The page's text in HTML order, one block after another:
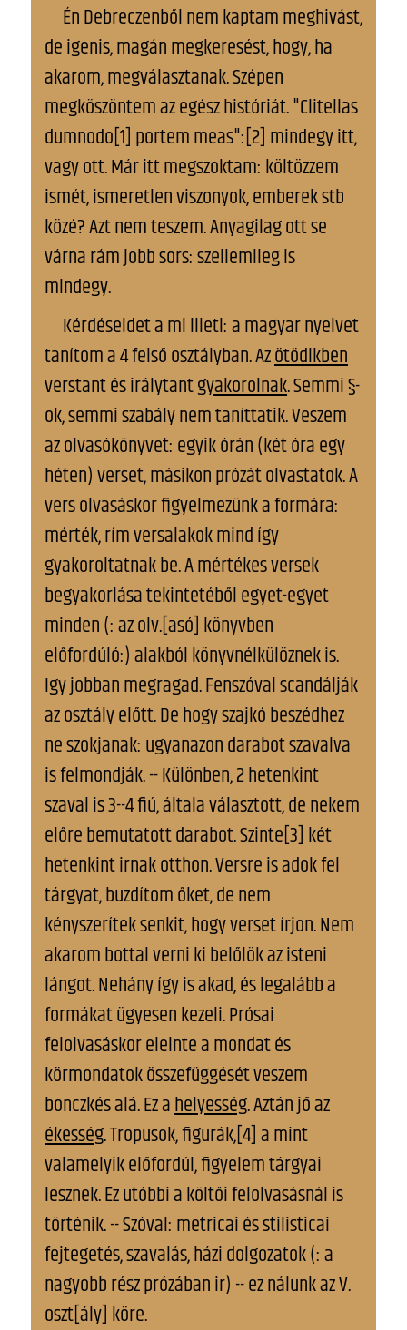
Én Debreczenből nem kaptam meghivást,
de igenis, magán megkeresést, hogy, ha
akarom, megválasztanak. Szépen
megköszöntem az egész históriát. "Clitellas
dumnodo[1] portem meas":[2] mindegy itt,
vagy ott. Már itt megszoktam: költözzem
ismét, ismeretlen viszonyok, emberek stb
közé? Azt nem teszem. Anyagilag ott se
várna rám jobb sors: szellemileg is
mindegy.
Kérdéseidet a mi illeti: a magyar nyelvet
tanítom a 4 felső osztályban. Azötödikben
verstant és irálytantgyakorolnak. Semmi §-
ok, semmi szabály nem taníttatik. Veszem
az olvasókönyvet: egyik órán (két óra egy
héten) verset, másikon prózát olvastatok. A
vers olvasáskor figyelmezünk a formára:
mérték, rím versalakok mind így
gyakoroltatnak be. A mértékes versek
begyakorlása tekintetéből egyet-egyet
minden (: az olv.[asó] könyvben
előfordúló:) alakból könyvnélkülöznek is.
Igy jobban megragad. Fenszóval scandálják
az osztály előtt. De hogy szajkó beszédhez
ne szokjanak: ugyanazon darabot szavalva
is felmondják. -- Különben, 2 hetenkint
szaval is 3--4 fiú, általa választott, de nekem
előre bemutatott darabot. Szinte[3] két
hetenkint irnak otthon. Versre is adok fel
tárgyat, buzdítom őket, de nem
kényszerítek senkit, hogy verset írjon. Nem
akarom bottal verni ki belőlök az isteni
lángot. Nehány így is akad, és legalább a
formákat ügyesen kezeli. Prósai
felolvasáskor eleinte a mondat és
körmondatok összefüggését veszem
bonczkés alá. Ez ahelyesség. Aztán jő az
ékesség. Tropusok, figurák,[4] a mint
valamelyik előfordúl, figyelem tárgyai
lesznek. Ez utóbbi a költői felolvasásnál is
történik. -- Szóval: metricai és stilisticai
fejtegetés, szavalás, házi dolgozatok (: a
nagyobb rész prózában ir) -- ez nálunk az V.
oszt[ály] köre.